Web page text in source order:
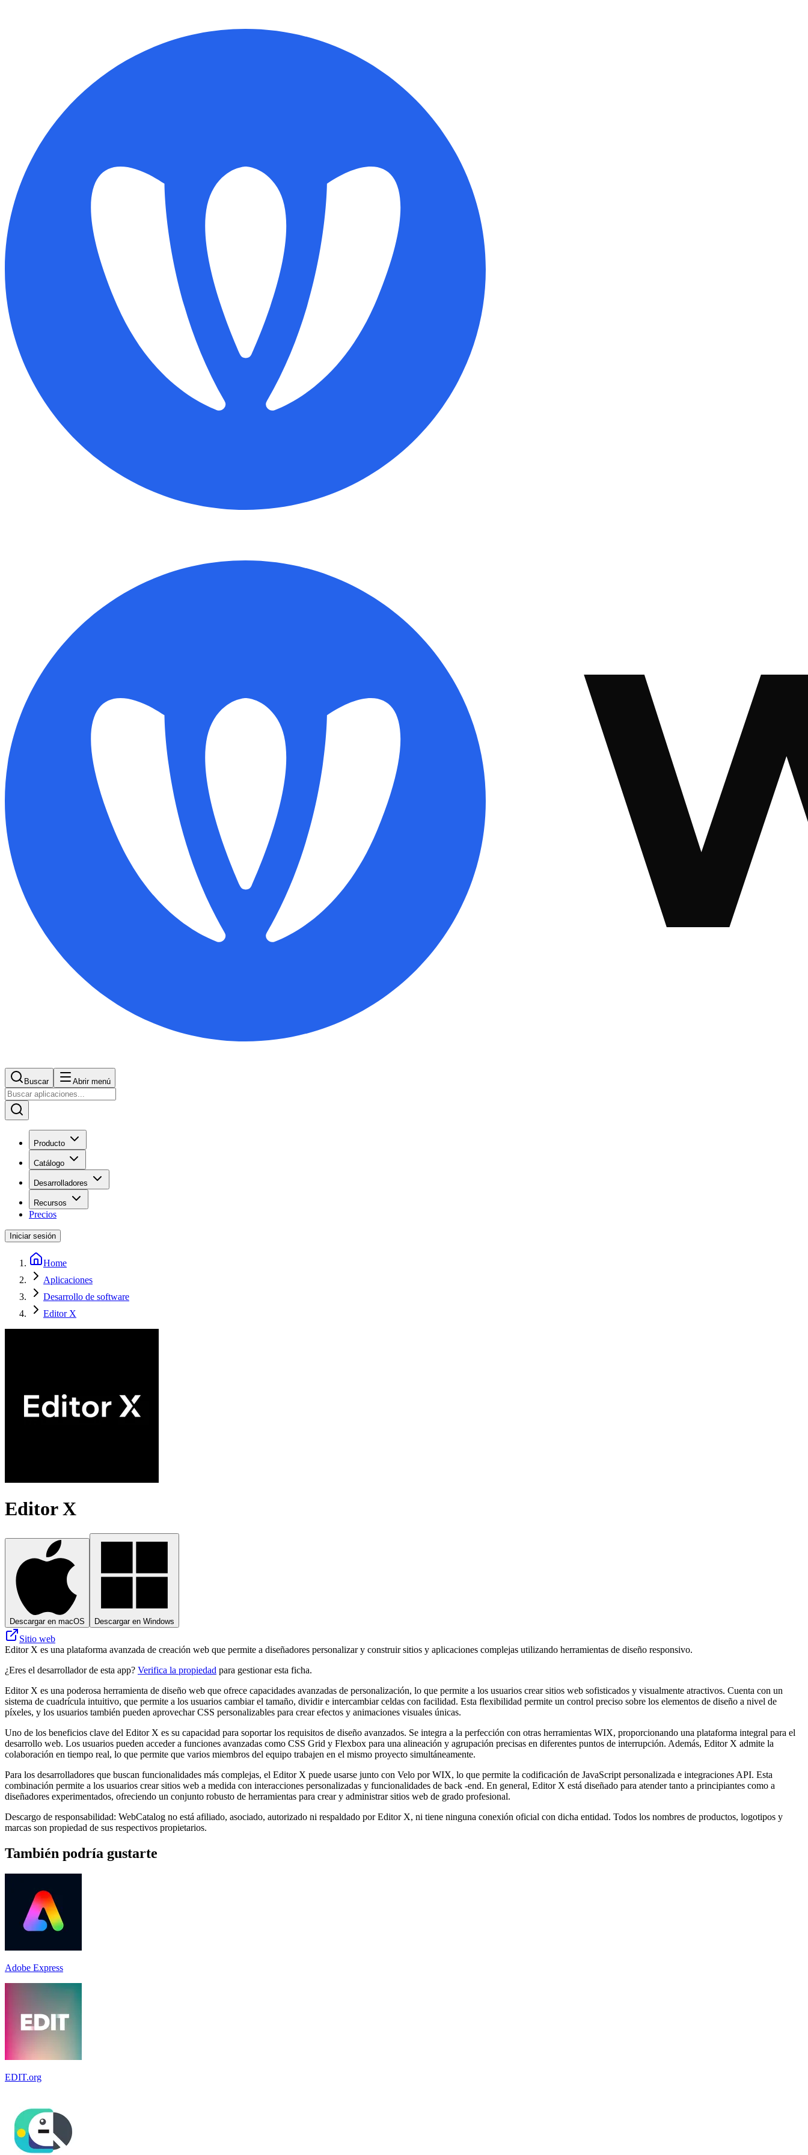
Buscar Abrir menú
Producto
Catálogo
Desarrolladores
Recursos
Precios
Iniciar sesión
Home
Aplicaciones
Desarrollo de software
Editor X
Editor X
Descargar en macOS Descargar en Windows
Sitio web
Editor X es una plataforma avanzada de creación web que permite a diseñadores personalizar y construir sitios y aplicaciones complejas utilizando herramientas de diseño responsivo.
¿Eres el desarrollador de esta app? Verifica la propiedad para gestionar esta ficha.
Editor X es una poderosa herramienta de diseño web que ofrece capacidades avanzadas de personalización, lo que permite a los usuarios crear sitios web sofisticados y visualmente atractivos. Cuenta con un
sistema de cuadrícula intuitivo, que permite a los usuarios cambiar el tamaño, dividir e intercambiar celdas con facilidad. Esta flexibilidad permite un control preciso sobre los elementos de diseño a nivel de
píxeles, y los usuarios también pueden aprovechar CSS personalizables para crear efectos y animaciones visuales únicas.
Uno de los beneficios clave del Editor X es su capacidad para soportar los requisitos de diseño avanzados. Se integra a la perfección con otras herramientas WIX, proporcionando una plataforma integral para el
desarrollo web. Los usuarios pueden acceder a funciones avanzadas como CSS Grid y Flexbox para una alineación y agrupación precisas en diferentes puntos de interrupción. Además, Editor X admite la
colaboración en tiempo real, lo que permite que varios miembros del equipo trabajen en el mismo proyecto simultáneamente.
Para los desarrolladores que buscan funcionalidades más complejas, el Editor X puede usarse junto con Velo por WIX, lo que permite la codificación de JavaScript personalizada e integraciones API. Esta
combinación permite a los usuarios crear sitios web a medida con interacciones personalizadas y funcionalidades de back -end. En general, Editor X está diseñado para atender tanto a principiantes como a
diseñadores experimentados, ofreciendo un conjunto robusto de herramientas para crear y administrar sitios web de grado profesional.
Descargo de responsabilidad: WebCatalog no está afiliado, asociado, autorizado ni respaldado por Editor X, ni tiene ninguna conexión oficial con dicha entidad. Todos los nombres de productos, logotipos y
marcas son propiedad de sus respectivos propietarios.
También podría gustarte
Adobe Express
EDIT.org